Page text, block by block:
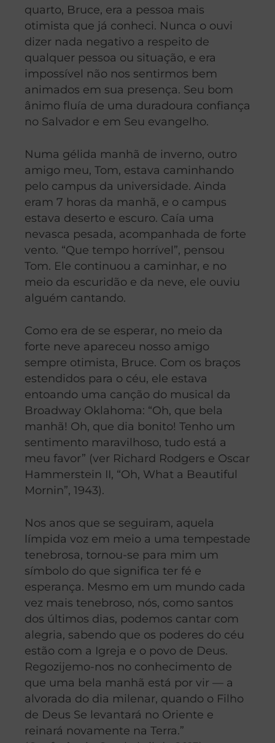
quarto, Bruce, era a pessoa mais
otimista que já conheci. Nunca o ouvi
dizer nada negativo a respeito de
qualquer pessoa ou situação, e era
impossível não nos sentirmos bem
animados em sua presença. Seu bom
ânimo fluía de uma duradoura confiança
no Salvador e em Seu evangelho.
Numa gélida manhã de inverno, outro
amigo meu, Tom, estava caminhando
pelo campus da universidade. Ainda
eram 7 horas da manhã, e o campus
estava deserto e escuro. Caía uma
nevasca pesada, acompanhada de forte
vento. “Que tempo horrível”, pensou
Tom. Ele continuou a caminhar, e no
meio da escuridão e da neve, ele ouviu
alguém cantando.
Como era de se esperar, no meio da
forte neve apareceu nosso amigo
sempre otimista, Bruce. Com os braços
estendidos para o céu, ele estava
entoando uma canção do musical da
Broadway Oklahoma: “Oh, que bela
manhã! Oh, que dia bonito! Tenho um
sentimento maravilhoso, tudo está a
meu favor” (ver Richard Rodgers e Oscar
Hammerstein II, “Oh, What a Beautiful
Mornin”, 1943).
Nos anos que se seguiram, aquela
límpida voz em meio a uma tempestade
tenebrosa, tornou-se para mim um
símbolo do que significa ter fé e
esperança. Mesmo em um mundo cada
vez mais tenebroso, nós, como santos
dos últimos dias, podemos cantar com
alegria, sabendo que os poderes do céu
estão com a Igreja e o povo de Deus.
Regozijemo-nos no conhecimento de
que uma bela manhã está por vir — a
alvorada do dia milenar, quando o Filho
de Deus Se levantará no Oriente e
reinará novamente na Terra.”